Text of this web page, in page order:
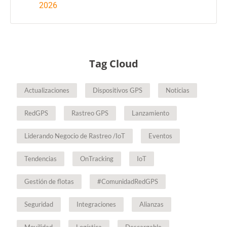
2026
Tag Cloud
Actualizaciones Dispositivos GPS Noticias
RedGPS Rastreo GPS Lanzamiento
Liderando Negocio de Rastreo /IoT Eventos
Tendencias OnTracking IoT
Gestión de flotas #ComunidadRedGPS
Seguridad Integraciones Alianzas